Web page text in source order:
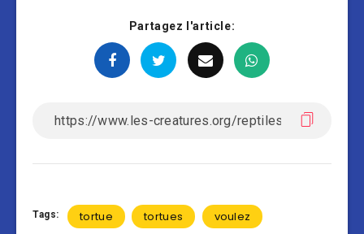
Partagez l'article:
Tags: tortue tortues voulez